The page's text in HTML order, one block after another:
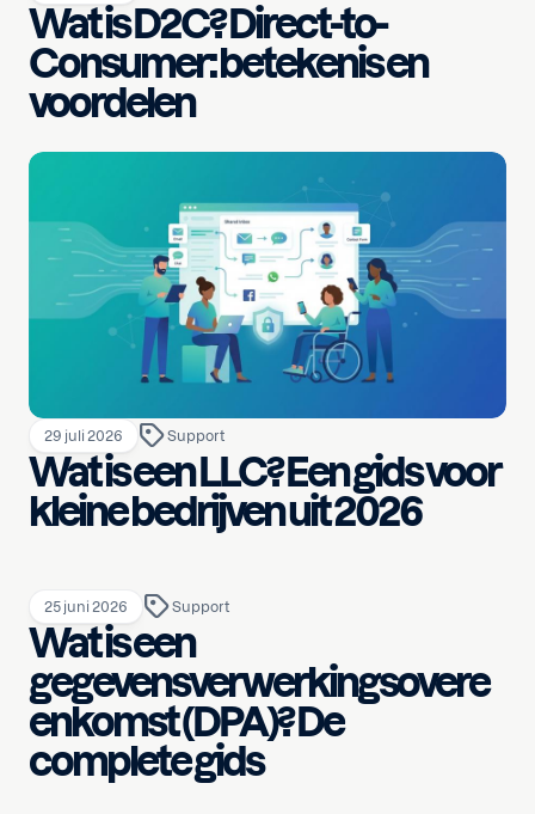
Wat is D2C? Direct-to-
Consumer: betekenis en
voordelen
29 juli 2026 Support
Wat is een LLC? Een gids voor
kleine bedrijven uit 2026
25 juni 2026 Support
Wat is een
gegevensverwerkingsovere
enkomst (DPA)? De
complete gids